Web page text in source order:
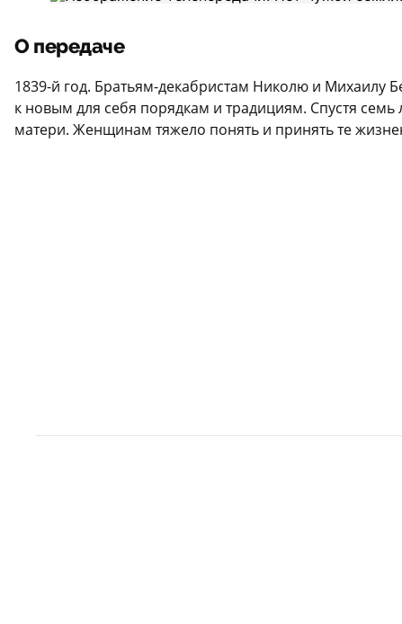
О передаче
1839-й год. Братьям-декабристам Николю и Михаилу
к новым для себя порядкам и традициям. Спустя
матери. Женщинам тяжело понять и принять те